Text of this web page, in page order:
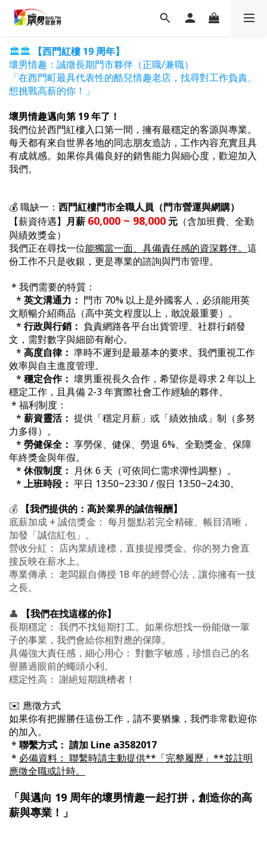
🏛️🏛️
【西門紅樓 19 周年】
壞男情趣：誠徵長期門市夥伴（正職/兼職）
「在西門町最具代表性的酷兒情趣老店，找尋對工作負責、
想挑戰高薪的你！」
壞男情趣邁向第 19 年了！
我們位於西門紅樓入口第一間，擁有最穩定的客源與專業。
每天都有來自世界各地的同志朋友造訪，工作內容充實且具
有成就感。如果你具備良好的銷售能力與細心度，歡迎加入
我們。
💰 職缺一： 西門紅樓門市全職人員（門市營運與網購）
【薪資待遇】 月薪 60,000 ~ 98,000 元 （含加班費、全勤
與績效獎金）
我們正在尋找一位能獨當一面、具備責任感的資深夥伴。 這
份工作不只是收銀，更是專業的諮詢與門市管理。
* 我們需要的特質：
* 英文溝通力： 門市 70% 以上是外國客人，必須能用英
文順暢介紹商品（高中英文程度以上，敢說最重要）。
* 行政與行銷： 負責網路各平台出貨管理、社群行銷發
文，需對數字與細節有耐心。
* 高度自律： 準時不遲到是最基本的要求。我們重視工作
效率與自主進度管理。
* 穩定合作： 壞男重視長久合作，希望你是尋求 2 年以上
穩定工作，且具備 2-3 年實際社會工作經驗的夥伴。
* 福利制度：
* 薪資靈活： 提供「穩定月薪」或「績效抽成」制（多努
力多得）。
* 勞健保全： 享勞保、健保、勞退 6%、全勤獎金、保障
年終獎金與年假。
* 休假制度： 月休 6 天（可依同仁需求彈性調整）。
* 上班時段： 平日 13:50~23:30 / 假日 13:50~24:30。
💰 【我們提供的：高於業界的誠信報酬】
底薪加成 + 誠信獎金： 每月盤點若完全精確、帳目清晰，
加發「誠信紅包」。 ​
營收分紅： 店內業績達標，直接提撥獎金。你的努力會直
接反映在薪水上。 ​
專業傳承： 老闆親自傳授 18 年的經營心法，讓你擁有一技
之長。
👤
【我們在找這樣的你】
長期穩定： 我們不找短期打工。如果你想找一份能做一輩
子的事業，我們會給你相對應的保障。
​具備強大責任感，細心用心： 對數字敏感，珍惜自己的名
譽勝過眼前的蠅頭小利。 ​
穩定性高： 謝絕短期跳槽者！
✉️ 應徵方式
如果你有把握勝任這份工作，請不要猶豫，我們非常歡迎你
的加入。
* 聯繫方式： 請加 Line a3582017
* 必備資料： 聯繫時請主動提供**「完整履歷」**並註明
應徵全職或計時。
「與邁向 19 周年的壞男情趣一起打拼，創造你的高
薪與專業！」